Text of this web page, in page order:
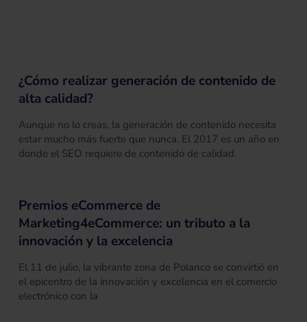
¿Cómo realizar generación de contenido de
alta calidad?
Aunque no lo creas, la generación de contenido necesita
estar mucho más fuerte que nunca. El 2017 es un año en
donde el SEO requiere de contenido de calidad.
Premios eCommerce de
Marketing4eCommerce: un tributo a la
innovación y la excelencia
El 11 de julio, la vibrante zona de Polanco se convirtió en
el epicentro de la innovación y excelencia en el comercio
electrónico con la